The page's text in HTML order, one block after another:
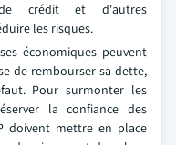
de crédit et d'autres
les risques.
économiques peuvent
de rembourser sa dette,
Pour surmonter les
la confiance des
doivent mettre en place